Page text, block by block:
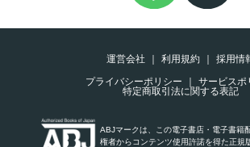
運営会社 利用規約
採用情
プライバシーポリシー
サービスポ
特定商取引法に関する表記
ABJマークは、この電子書店・電子書籍
権者からコンテンツ使用許諾を得た正規